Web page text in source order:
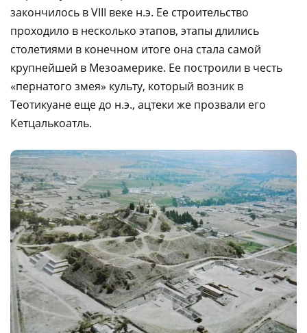
закончилось в VIII веке н.э. Ее строительство
проходило в несколько этапов, этапы длились
столетиями в конечном итоге она стала самой
крупнейшей в Мезоамерике. Ее построили в честь
«пернатого змея» культу, который возник в
Теотикуане еще до н.э., ацтеки же прозвали его
Кетцалькоатль.